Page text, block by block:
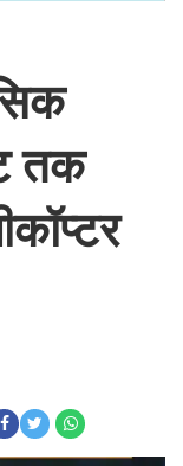
तक